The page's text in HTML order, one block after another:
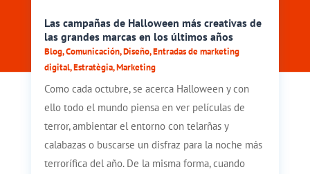
Las campañas de Halloween más creativas de
las grandes marcas en los últimos años
Blog,Comunicación,Diseño,Entradas de marketing
digital,Estratègia,Marketing
Como cada octubre, se acerca Halloween y con
ello todo el mundo piensa en ver películas de
terror, ambientar el entorno con telarñas y
calabazas o buscarse un disfraz para la noche más
terrorífica del año. De la misma forma, cuando